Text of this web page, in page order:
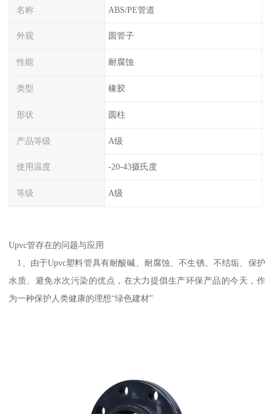
名称 ABS/PE管道
外观 圆管子
性能 耐腐蚀
类型 橡胶
形状 圆柱
产品等级 A级
使用温度 -20-43摄氏度
等级 A级
Upvc管存在的问题与应用
1、由于Upvc塑料管具有耐酸碱、耐腐蚀、不生锈、不结垢、保护
水质、避免水次污染的优点，在大力提倡生产环保产品的今天，作
为一种保护人类健康的理想“绿色建材”